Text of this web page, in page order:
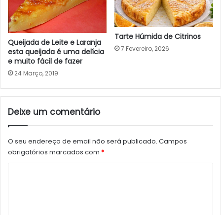
Queijada de Leite e Laranja
esta queijada é uma delícia
e muito fácil de fazer
24 Março, 2019
Tarte Húmida de Citrinos
7 Fevereiro, 2026
Deixe um comentário
O seu endereço de email não será publicado. Campos
obrigatórios marcados com *